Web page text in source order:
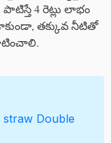
4 రెట్లు లాభం
తక్కువ నీటితో
straw Double